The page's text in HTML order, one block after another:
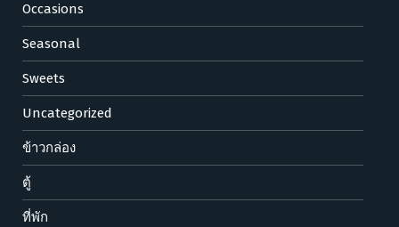
Occasions
Seasonal
Sweets
Uncategorized
ข้าวกล่อง
ตู้
ที่พัก